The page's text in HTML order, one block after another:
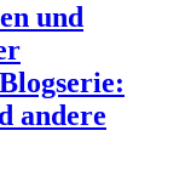
und
andere